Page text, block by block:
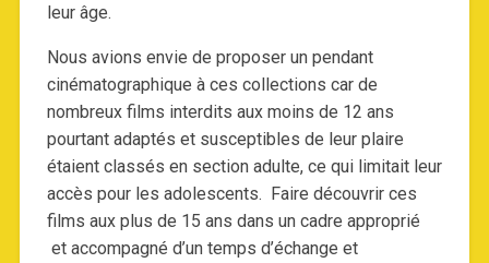
leur âge.
Nous avions envie de proposer un pendant
cinématographique à ces collections car de
nombreux films interdits aux moins de 12 ans
pourtant adaptés et susceptibles de leur plaire
étaient classés en section adulte, ce qui limitait leur
accès pour les adolescents. Faire découvrir ces
films aux plus de 15 ans dans un cadre approprié
et accompagné d’un temps d’échange et